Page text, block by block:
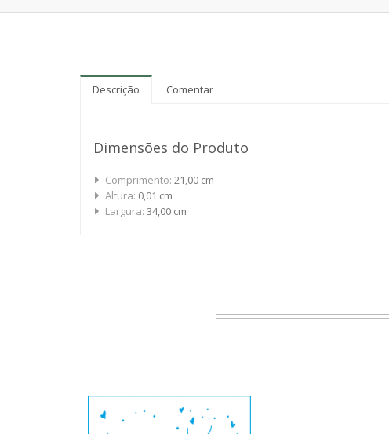
Descrição Comentar
Dimensões do Produto
Comprimento: 21,00 cm
Altura: 0,01 cm
Largura: 34,00 cm